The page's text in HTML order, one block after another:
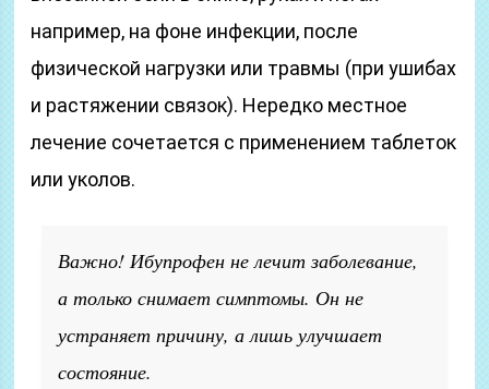
например, на фоне инфекции, после
физической нагрузки или травмы (при ушибах
и растяжении связок). Нередко местное
лечение сочетается с применением таблеток
или уколов.
Важно! Ибупрофен не лечит заболевание,
а только снимает симптомы. Он не
устраняет причину, а лишь улучшает
состояние.